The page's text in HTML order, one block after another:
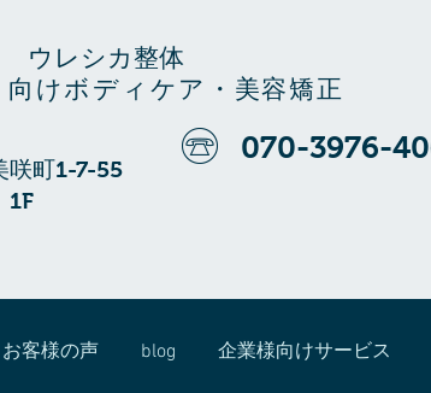
ウレシカ整体
向けボディケア・美容矯正
咲町1-7-55
1F
070-3976-
お客様の声 blog 企業様向けサービス